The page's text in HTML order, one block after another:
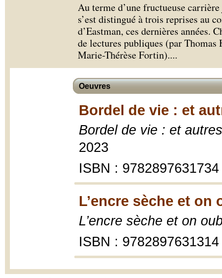
Au terme d’une fructueuse
s’est distingué à trois reprises au
d’Eastman, ces dernières années.
de lectures publiques (par
Marie-Thérèse Fortin)....
Oeuvres
Bordel de vie : et
Bordel de vie : et
2023
ISBN : 9782897631734
L’encre sèche et on
L’encre sèche et on
ISBN : 9782897631314